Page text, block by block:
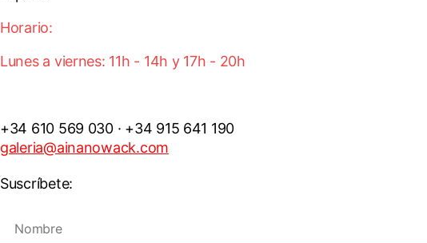
Horario:
Lunes a viernes: 11h - 14h y 17h - 20h
+34 610 569 030 · +34 915 641 190
galeria@ainanowack.com
Suscríbete: